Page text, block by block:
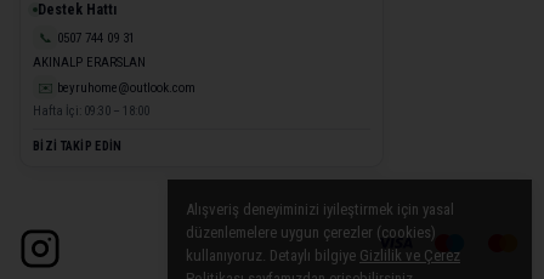
Alışveriş deneyiminizi iyileştirmek için yasal
düzenlemelere uygun çerezler (cookies)
kullanıyoruz. Detaylı bilgiye Gizlilik ve Çerez
Destek Hattı
📞 0507 744 09 31
AKINALP ERARSLAN
✉️ beyruhome@outlook.com
Hafta İçi: 09:30 – 18:00
BİZİ TAKİP EDİN